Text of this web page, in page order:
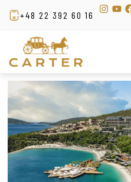
+48 22 392 60 16